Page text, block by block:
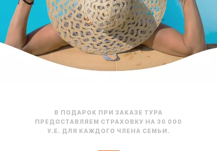
В ПОДАРОК ПРИ ЗАКАЗЕ ТУРА
ПРЕДОСТАВЛЯЕМ СТРАХОВКУ НА 30 000
У.Е. ДЛЯ КАЖДОГО ЧЛЕНА СЕМЬИ.